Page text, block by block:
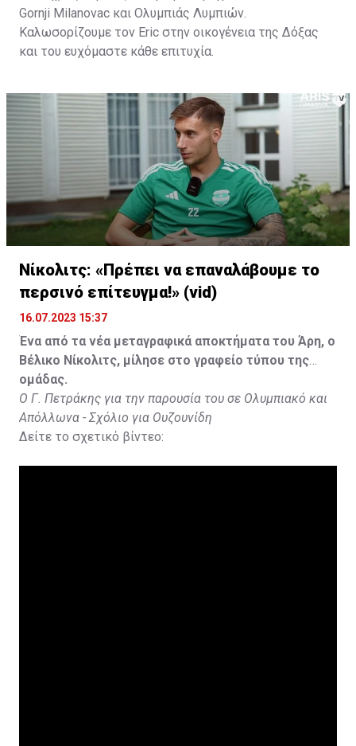
Gornji Milanovac και Ολυμπιάς Λυμπιών.
Καλωσορίζουμε τον Eric στην οικογένεια της Δόξας
και του ευχόμαστε κάθε επιτυχία.
Νίκολιτς: «Πρέπει να επαναλάβουμε το
περσινό επίτευγμα!» (vid)
16.07.2023 15:37
Ένα από τα νέα μεταγραφικά αποκτήματα του Άρη, ο
Βέλικο Νίκολιτς, μίλησε στο γραφείο τύπου της
ομάδας.
Ο Γ. Πετράκης για την παρουσία του σε Ολυμπιακό και
Απόλλωνα - Σχόλιο για Ουζουνίδη
Δείτε το σχετικό βίντεο: